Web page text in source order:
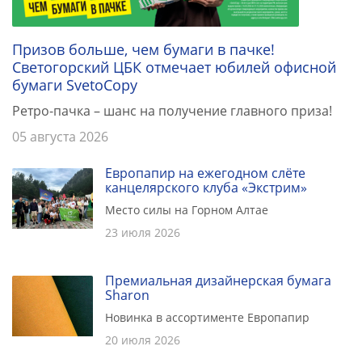
Призов больше, чем бумаги в пачке!
Светогорский ЦБК отмечает юбилей офисной
бумаги SvetoCopy
Ретро-пачка – шанс на получение главного приза!
05 августа 2026
Европапир на ежегодном слёте
канцелярского клуба «Экстрим»
Место силы на Горном Алтае
23 июля 2026
Премиальная дизайнерская бумага
Sharon
Новинка в ассортименте Европапир
20 июля 2026